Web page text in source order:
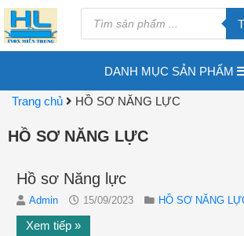
DANH MỤC SẢN PHẨM
Trang chủ HỒ SƠ NĂNG LỰC
HỒ SƠ NĂNG LỰC
Hồ sơ Năng lực
Admin 15/09/2023 HỒ SƠ NĂNG
Xem tiếp »